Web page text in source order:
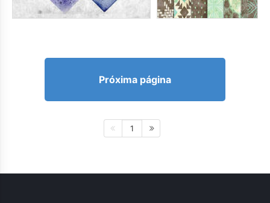
Próxima página
1